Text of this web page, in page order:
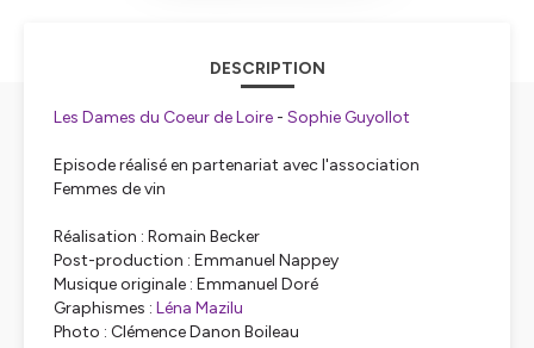
DESCRIPTION
Les Dames du Coeur de Loire - Sophie Guyollot
Episode réalisé en partenariat avec l'association
Femmes de vin
Réalisation : Romain Becker
Post-production : Emmanuel Nappey
Musique originale : Emmanuel Doré
Graphismes : ⁠⁠⁠⁠⁠⁠⁠⁠⁠⁠⁠Léna Mazilu⁠⁠⁠⁠⁠⁠⁠⁠⁠⁠⁠
Photo : Clémence Danon Boileau